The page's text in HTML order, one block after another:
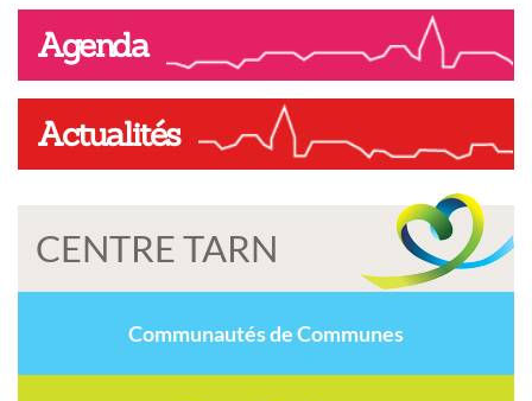
Agenda
Actualités
CENTRE TARN
Communautés de Communes